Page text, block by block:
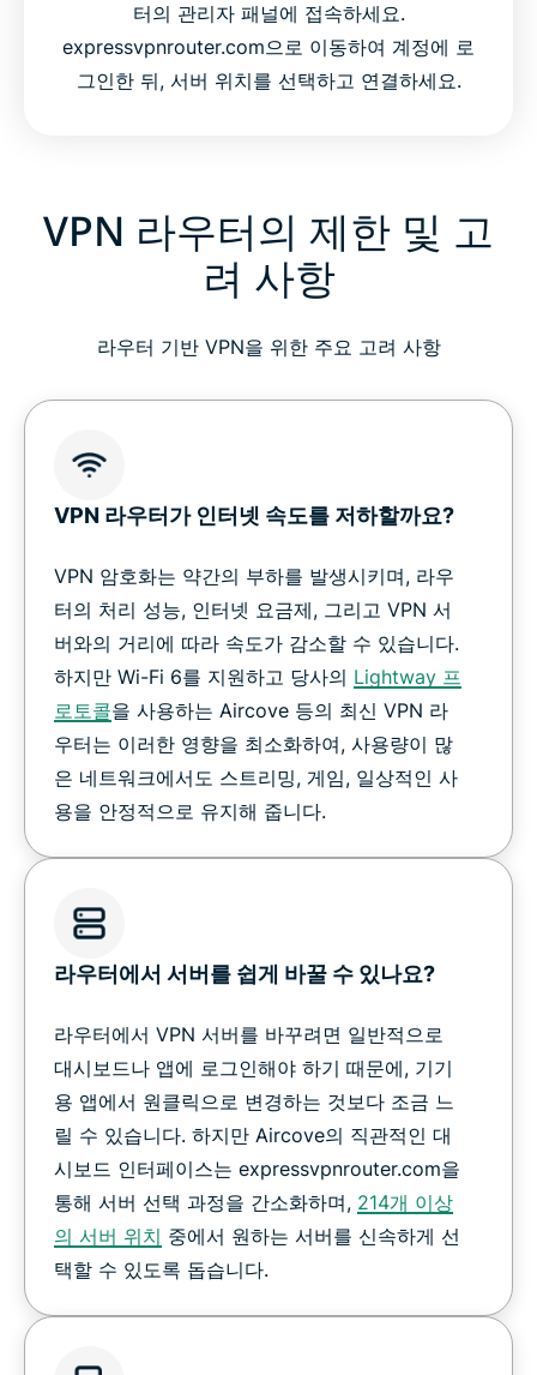
터의 관리자 패널에 접속하세요.
expressvpnrouter.com으로 이동하여 계정에 로
그인한 뒤, 서버 위치를 선택하고 연결하세요.
VPN 라우터의 제한 및 고
려 사항
라우터 기반 VPN을 위한 주요 고려 사항
VPN 라우터가 인터넷 속도를 저하할까요?
VPN 암호화는 약간의 부하를 발생시키며, 라우
터의 처리 성능, 인터넷 요금제, 그리고 VPN 서
버와의 거리에 따라 속도가 감소할 수 있습니다.
하지만 Wi-Fi 6를 지원하고 당사의 Lightway 프
로토콜을 사용하는 Aircove 등의 최신 VPN 라
우터는 이러한 영향을 최소화하여, 사용량이 많
은 네트워크에서도 스트리밍, 게임, 일상적인 사
용을 안정적으로 유지해 줍니다.
라우터에서 서버를 쉽게 바꿀 수 있나요?
라우터에서 VPN 서버를 바꾸려면 일반적으로
대시보드나 앱에 로그인해야 하기 때문에, 기기
용 앱에서 원클릭으로 변경하는 것보다 조금 느
릴 수 있습니다. 하지만 Aircove의 직관적인 대
시보드 인터페이스는 expressvpnrouter.com을
통해 서버 선택 과정을 간소화하며, 214개 이상
의 서버 위치 중에서 원하는 서버를 신속하게 선
택할 수 있도록 돕습니다.